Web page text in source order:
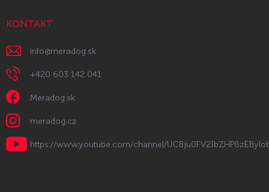
KONTAKT
info@meradog.sk
+420 603 142 041
Meradog.sk
meradog.cz
https://www.youtube.com/channel/